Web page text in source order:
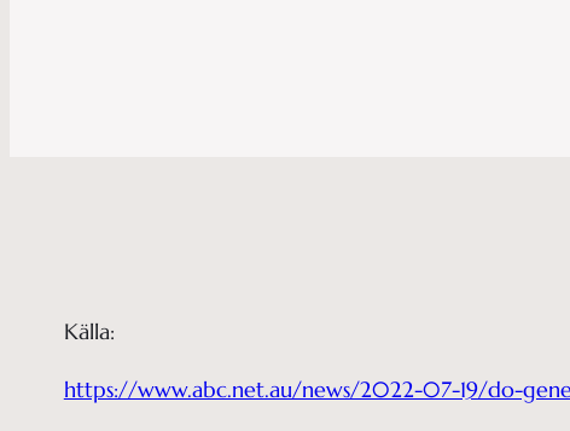
Källa:
https://www.abc.net.au/news/2022-07-19/do-